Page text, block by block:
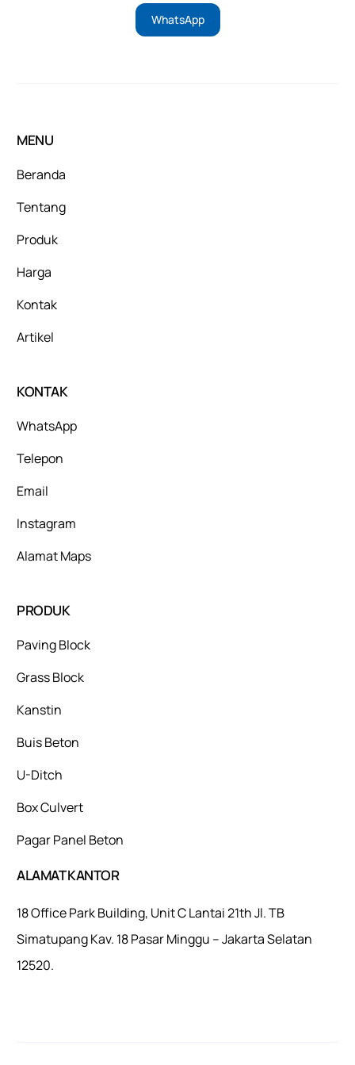
WhatsApp
MENU
Beranda
Tentang
Produk
Harga
Kontak
Artikel
KONTAK
WhatsApp
Telepon
Email
Instagram
Alamat Maps
PRODUK
Paving Block
Grass Block
Kanstin
Buis Beton
U-Ditch
Box Culvert
Pagar Panel Beton
ALAMAT KANTOR
18 Office Park Building, Unit C Lantai 21th Jl. TB
Simatupang Kav. 18 Pasar Minggu – Jakarta Selatan
12520.